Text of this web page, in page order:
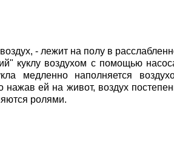
- лежит на полу в
куклу воздухом с помощью
медленно наполняется
нажав ей на живот, воздух
ролями.